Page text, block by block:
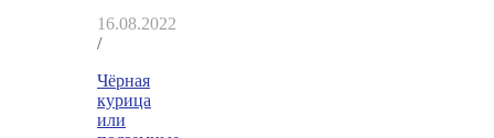
16.08.2022
/
Чёрная
курица
или